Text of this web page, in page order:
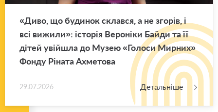
«Диво, що бу­ди­нок склав­ся, а не зго­рів, і
всі ви­жи­ли»: істо­рія Ве­ро­ні­ки Байди та її
дітей уві­йшла до Музею «Го­ло­си Мир­них»
Фонду Рі­на­та Ахме­то­ва
29.07.2026 Детальніше